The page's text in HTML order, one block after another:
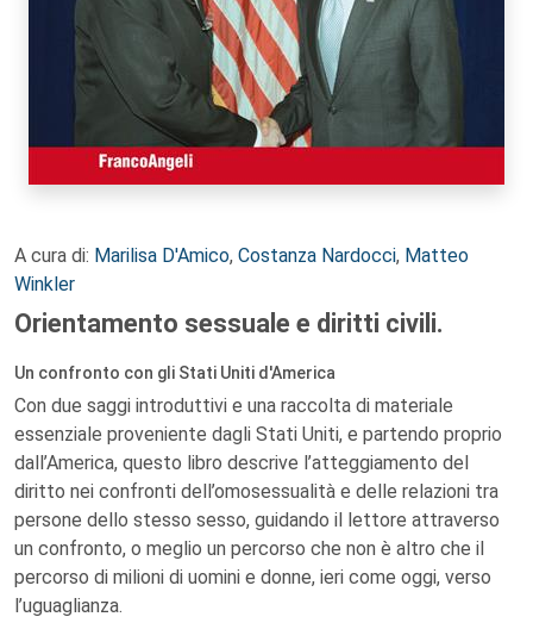
A cura di: Marilisa D'Amico, Costanza Nardocci, Matteo
Winkler
Orientamento sessuale e diritti civili.
Un confronto con gli Stati Uniti d'America
Con due saggi introduttivi e una raccolta di materiale
essenziale proveniente dagli Stati Uniti, e partendo proprio
dall’America, questo libro descrive l’atteggiamento del
diritto nei confronti dell’omosessualità e delle relazioni tra
persone dello stesso sesso, guidando il lettore attraverso
un confronto, o meglio un percorso che non è altro che il
percorso di milioni di uomini e donne, ieri come oggi, verso
l’uguaglianza.